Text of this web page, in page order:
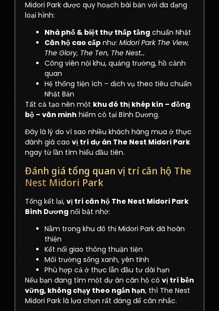
Midori Park được quy hoạch bài bản với đa dạng
loại hình:
Nhà phố & biệt thự thấp tầng chuẩn Nhật
Căn hộ cao cấp như: Midori Park The View,
The Glory, The Ten, The Nest…
Công viên nội khu, quảng trường, hồ cảnh
quan
Hệ thống tiện ích – dịch vụ theo tiêu chuẩn
Nhật Bản
Tất cả tạo nên một khu đô thị khép kín – đồng
bộ – văn minh hiếm có tại Bình Dương.
Đây là lý do vì sao nhiều khách hàng mua ở thực
đánh giá cao vị trí dự án The Nest Midori Park
ngay từ lần tìm hiểu đầu tiên.
Đánh giá tổng quan vị trí căn hộ The
Nest Midori Park
Tổng kết lại, vị trí căn hộ The Nest Midori Park
Bình Dương nổi bật nhờ:
Nằm trong khu đô thị Midori Park đã hoàn
thiện
Kết nối giao thông thuận tiện
Môi trường sống xanh, yên tĩnh
Phù hợp cả ở thực lẫn đầu tư dài hạn
Nếu bạn đang tìm một dự án căn hộ có vị trí bền
vững, không chạy theo ngắn hạn, thì The Nest
Midori Park là lựa chọn rất đáng để cân nhắc.